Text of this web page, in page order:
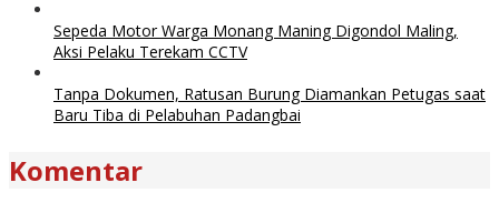
Sepeda Motor Warga Monang Maning Digondol Maling,
Aksi Pelaku Terekam CCTV
Tanpa Dokumen, Ratusan Burung Diamankan Petugas saat
Baru Tiba di Pelabuhan Padangbai
Komentar